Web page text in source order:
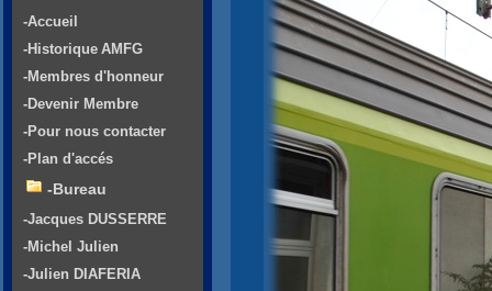
-Accueil
-Historique AMFG
-Membres d'honneur
-Devenir Membre
-Pour nous contacter
-Plan d'accés
-Bureau
-Jacques DUSSERRE
-Michel Julien
-Julien DIAFERIA